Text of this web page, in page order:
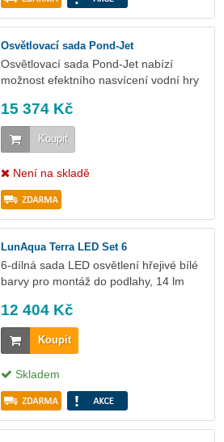
Osvětlovací sada Pond-Jet
Osvětlovací sada Pond-Jet nabízí
možnost efektního nasvícení vodní hry
15 374 Kč
Koupit
Není na skladě
LunAqua Terra LED Set 6
6-dílná sada LED osvětlení hřejivé bílé
barvy pro montáž do podlahy, 14 lm
12 404 Kč
Koupit
Skladem